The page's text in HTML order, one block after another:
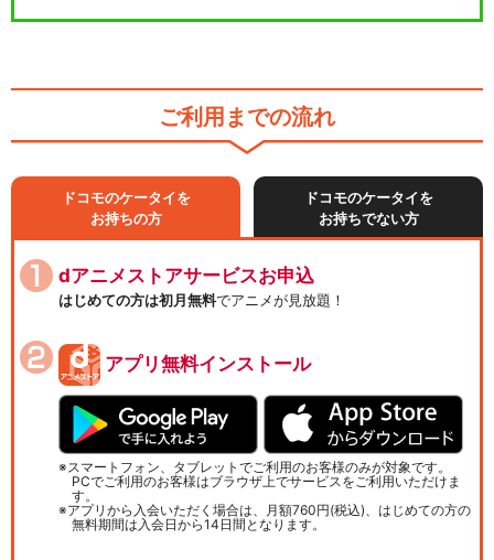
ご利用までの流れ
ドコモのケータイを
お持ちの方
ドコモのケータイを
お持ちでない方
dアニメストアサービスお申込
はじめての方は初月無料でアニメが見放題！
アプリ無料インストール
スマートフォン、タブレットでご利用のお客様のみが対象です。
PCでご利用のお客様はブラウザ上でサービスをご利用いただけま
す。
アプリから入会いただく場合は、月額760円(税込)、はじめての方の
無料期間は入会日から14日間となります。